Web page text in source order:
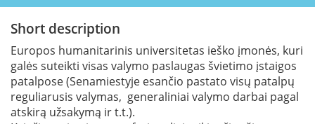
Short description
Europos humanitarinis universitetas ieško įmonės, kuri
galės suteikti visas valymo paslaugas švietimo įstaigos
patalpose (Senamiestyje esančio pastato visų patalpų
reguliarusis valymas, generaliniai valymo darbai pagal
atskirą užsakymą ir t.t.).